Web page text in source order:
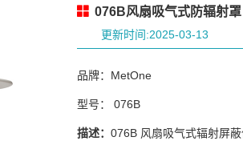
076B风扇吸气式防辐射罩
更新时间:2025-03-13
品牌：MetOne
型号： 076B
描述：076B 风扇吸气式辐射屏